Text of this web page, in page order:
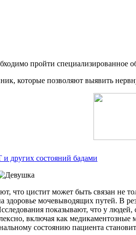
пройти специализированное
которые позволяют выявить
других состояний бадами
что цистит может быть связан не
здоровье мочевыводящих путей. В
показывают, что у людей,
включая как
состоянию пациента